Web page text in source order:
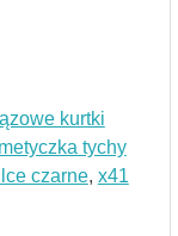
kurtki
tychy
czarne, x41